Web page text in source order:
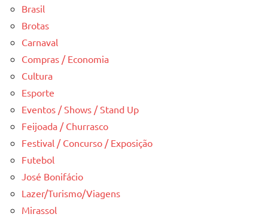
Brasil
Brotas
Carnaval
Compras / Economia
Cultura
Esporte
Eventos / Shows / Stand Up
Feijoada / Churrasco
Festival / Concurso / Exposição
Futebol
José Bonifácio
Lazer/Turismo/Viagens
Mirassol